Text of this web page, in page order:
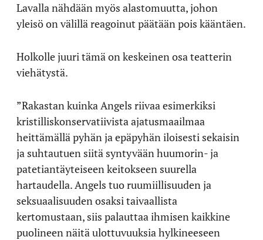
Lavalla nähdään myös alastomuutta, johon
yleisö on välillä reagoinut päätään pois kääntäen.
Holkolle juuri tämä on keskeinen osa teatterin
viehätystä.
”Rakastan kuinka Angels riivaa esimerkiksi
kristilliskonservatiivista ajatusmaailmaa
heittämällä pyhän ja epäpyhän iloisesti sekaisin
ja suhtautuen siitä syntyvään huumorin- ja
patetiantäyteiseen keitokseen suurella
hartaudella. Angels tuo ruumiillisuuden ja
seksuaalisuuden osaksi taivaallista
kertomustaan, siis palauttaa ihmisen kaikkine
puolineen näitä ulottuvuuksia hylkineeseen